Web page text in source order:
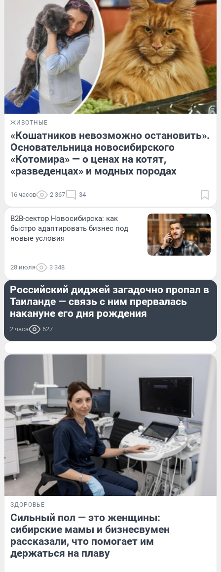
ЖИВОТНЫЕ
«Кошатников невозможно остановить».
Основательница новосибирского
«Котомира» — о ценах на котят,
«разведенцах» и модных породах
16 часов 2 367 34
B2B-сектор Новосибирска: как
быстро адаптировать бизнес под
новые условия
28 июля 3 348
ПРОИСШЕСТВИЯ
Российский диджей загадочно пропал в
Таиланде — связь с ним прервалась
накануне его дня рождения
2 часа 627
ЗДОРОВЬЕ
Сильный пол — это женщины:
сибирские мамы и бизнесвумен
рассказали, что помогает им
держаться на плаву